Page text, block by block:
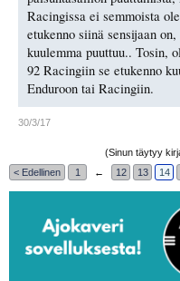
Racingissa ei semmoista
etukenno siinä sensijaan
kuulemma puuttuu.. Tosin,
92 Racingiin se etukenno
Enduroon tai Racingiin.
30/3/17
(Sinun täytyy
< Edellinen
1 ← 12 13 14